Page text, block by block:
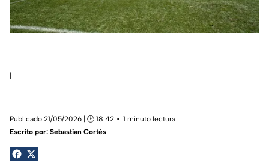
Publicado 21/05/2026 | 🕑 18:42
1 minuto lectura
Escrito por: Sebastian Cortés